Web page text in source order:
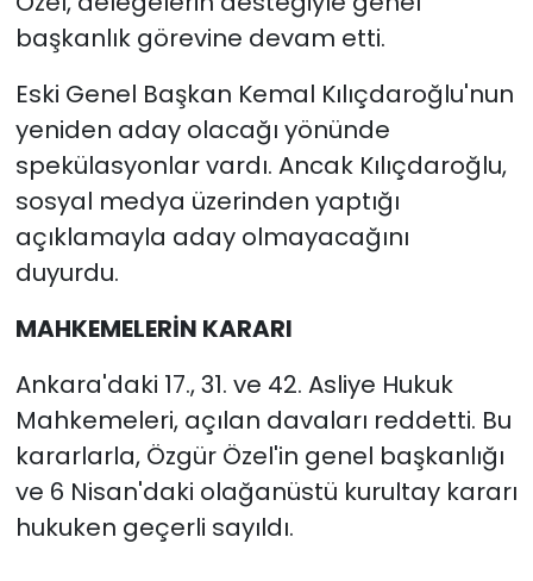
başkanlık görevine devam etti.
Eski Genel Başkan Kemal Kılıçdaroğlu'nun
yeniden aday olacağı yönünde
spekülasyonlar vardı. Ancak Kılıçdaroğlu,
sosyal medya üzerinden yaptığı
açıklamayla aday olmayacağını
duyurdu.
MAHKEMELERİN KARARI
Ankara'daki 17., 31. ve 42. Asliye Hukuk
Mahkemeleri, açılan davaları reddetti. Bu
kararlarla, Özgür Özel'in genel başkanlığı
ve 6 Nisan'daki olağanüstü kurultay kararı
hukuken geçerli sayıldı.